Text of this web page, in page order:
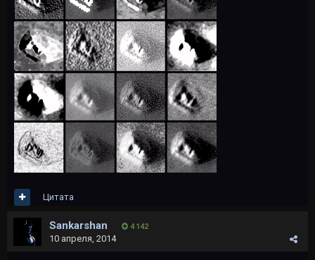
Цитата
Sankarshan 4 142
10 апреля, 2014